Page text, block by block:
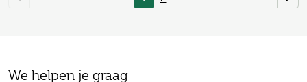
We helpen je graag